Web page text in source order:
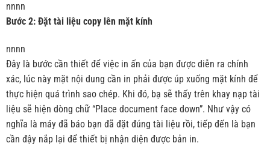
nnnn
Bước 2: Đặt tài liệu copy lên mặt kính
nnnn
Đây là bước cần thiết để việc in ấn của bạn được diễn ra chính
xác, lúc này mặt nội dung cần in phải được úp xuống mặt kính để
thực hiện quá trình sao chép. Khi đó, bạ sẽ thấy trên khay nạp tài
liệu sẽ hiện dòng chữ “Place document face down”. Như vậy có
nghĩa là máy đã báo bạn đã đặt đúng tài liệu rồi, tiếp đến là bạn
cần đậy nắp lại để thiết bị nhận diện được bản in.